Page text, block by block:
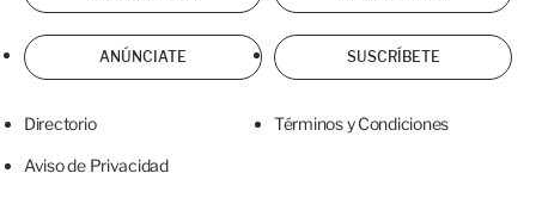
ANÚNCIATE SUSCRÍBETE
Directorio Términos y Condiciones
Aviso de Privacidad